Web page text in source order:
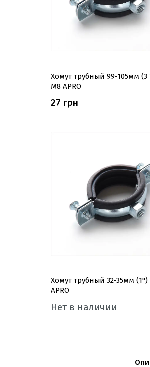
Хомут трубный 99-105мм (3
М8 APRO
27 грн
Хомут трубный 32-35мм
APRO
Нет в наличии